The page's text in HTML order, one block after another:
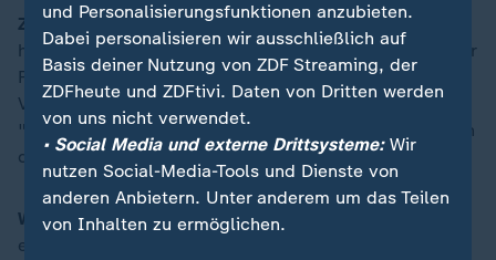
ZDFheute:VerteidigungsministerBoris Pistorius(SPD)
hat nun gefordert, ein möglicher Abbau amerikanischer
Fähigkeiten müsse eng mit den europäischen
Verbündeten abgestimmt werden, sonst drohten
"gefährliche Fähigkeitslücken". Koordiniert Washington
das mit den Partnern ausreichend?
Wadephul: Ich glaube schon. Es wird gut koordiniert,
es wird hart gearbeitet, in allen Stäben der Nato, und
und Personalisierungsfunktionen anzubieten.
Dabei personalisieren wir ausschließlich auf
Basis deiner Nutzung von ZDF Streaming, der
ZDFheute und ZDFtivi. Daten von Dritten werden
von uns nicht verwendet.
• Social Media und externe Drittsysteme:Wir
nutzen Social-Media-Tools und Dienste von
anderen Anbietern. Unter anderem um das Teilen
von Inhalten zu ermöglichen.